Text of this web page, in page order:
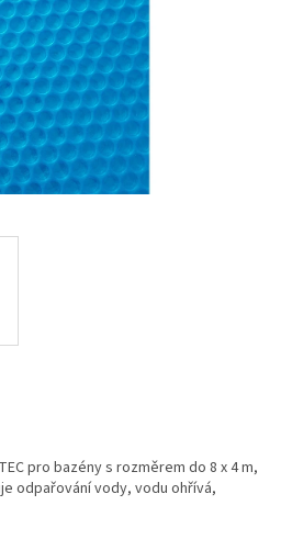
pro bazény s rozměrem do 8 x 4 m,
odpařování vody, vodu ohřívá,